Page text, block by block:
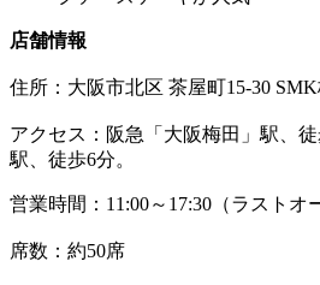
店舗情報
住所： 大阪市北区 茶屋町15-30
アクセス：阪急「大阪梅田」駅、
駅、徒歩6分。
営業時間：11:00～17:30（ラストオ
席数：約50席